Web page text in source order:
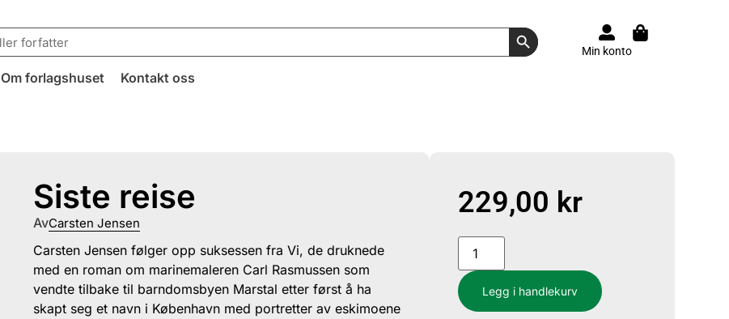
Search Button
Min konto
Om forlagshuset Kontakt oss
Siste reise
AvCarsten Jensen
Carsten Jensen følger opp suksessen fra Vi, de druknede
med en roman om marinemaleren Carl Rasmussen som
vendte tilbake til barndomsbyen Marstal etter først å ha
skapt seg et navn i København med portretter av eskimoene
229,00 kr
Legg i handlekurv